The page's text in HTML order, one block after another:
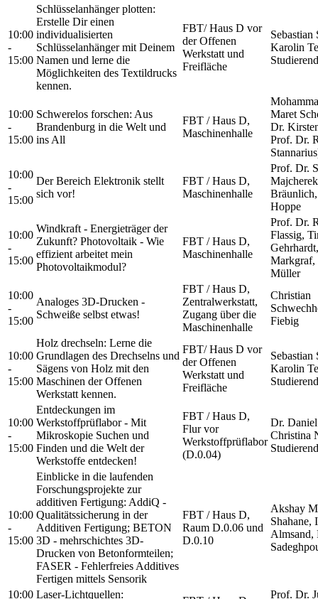
10:00
-
15:00
Schlüsselanhänger plotten:
Erstelle Dir einen
individualisierten
Schlüsselanhänger mit Deinem
Namen und lerne die
Möglichkeiten des Textildrucks
kennen.
FBT/ Haus D vor
der Offenen
Werkstatt und
Freifläche
Sebastian
Karolin
10:00
-
15:00
Schwerelos forschen: Aus
Brandenburg in die Welt und
ins All
FBT / Haus D,
Maschinenhalle
Maret
Dr.
Prof. Dr.
10:00
-
15:00
Der Bereich Elektronik stellt
sich vor!
FBT / Haus D,
Maschinenhalle
Prof. Dr.
Hoppe
10:00
-
15:00
Windkraft - Energieträger der
Zukunft? Photovoltaik - Wie
effizient arbeitet mein
Photovoltaikmodul?
FBT / Haus D,
Maschinenhalle
Prof. Dr.
Flassig,
Markgraf,
Müller
10:00
-
15:00
Analoges 3D-Drucken -
Schweiße selbst etwas!
FBT / Haus D,
Zentralwerkstatt,
Zugang über die
Maschinenhalle
Christian
Fiebig
10:00
-
15:00
Holz drechseln: Lerne die
Grundlagen des Drechselns und
Sägens von Holz mit den
Maschinen der Offenen
Werkstatt kennen.
FBT/ Haus D vor
der Offenen
Werkstatt und
Freifläche
Sebastian
Karolin
10:00
-
15:00
Entdeckungen im
Werkstoffprüflabor - Mit
Mikroskopie Suchen und
Finden und die Welt der
Werkstoffe entdecken!
FBT / Haus D,
Flur vor
Werkstoffprüflabor
(D.0.04)
Dr.
Christina
10:00
-
15:00
Einblicke in die laufenden
Forschungsprojekte zur
additiven Fertigung: AddiQ -
Qualitätssicherung in der
Additiven Fertigung; BETON
3D - mehrschichtes 3D-
Drucken von Betonformteilen;
FASER - Fehlerfreies Additives
Fertigen mittels Sensorik
FBT / Haus D,
Raum D.0.06 und
D.0.10
Akshay
Shahane,
Almsand,
10:00 Laser-Lichtquellen: Prof. Dr.